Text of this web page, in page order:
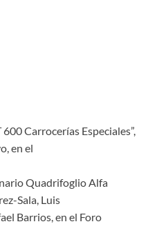
Carrocerías Especiales”,
en el
Quadrifoglio Alfa
Sala, Luis
Barrios, en el Foro